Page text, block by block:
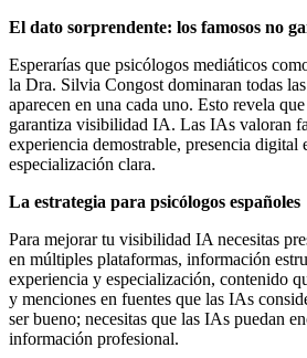
El dato sorprendente: los famosos no
Esperarías que psicólogos mediáticos
la Dra. Silvia Congost dominaran todas
aparecen en una cada uno. Esto revela
garantiza visibilidad IA. Las IAs valoran
experiencia demostrable, presencia digital
especialización clara.
La estrategia para psicólogos españoles
Para mejorar tu visibilidad IA necesitas
en múltiples plataformas, información
experiencia y especialización, contenido
y menciones en fuentes que las IAs
ser bueno; necesitas que las IAs puedan
información profesional.